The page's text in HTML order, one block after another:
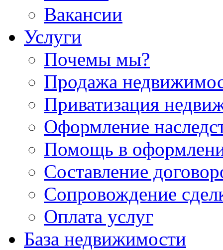
Вакансии
Услуги
Почемы мы?
Продажа
Приватизация
Оформление
Помощь в
Составление
Сопровождение
Оплата услуг
База недвижимости